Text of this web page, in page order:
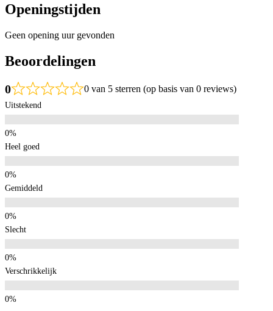
Openingstijden
Geen opening uur gevonden
Beoordelingen
0 0 van 5 sterren (op basis van 0 reviews)
Uitstekend
Heel goed
Gemiddeld
Slecht
Verschrikkelijk